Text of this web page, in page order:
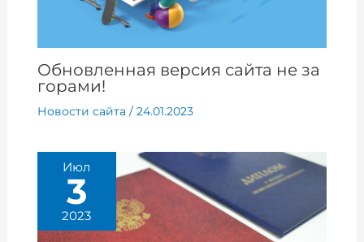
Обновленная версия сайта не за
горами!
Новости сайта / 24.01.2023
Июл
3
2023